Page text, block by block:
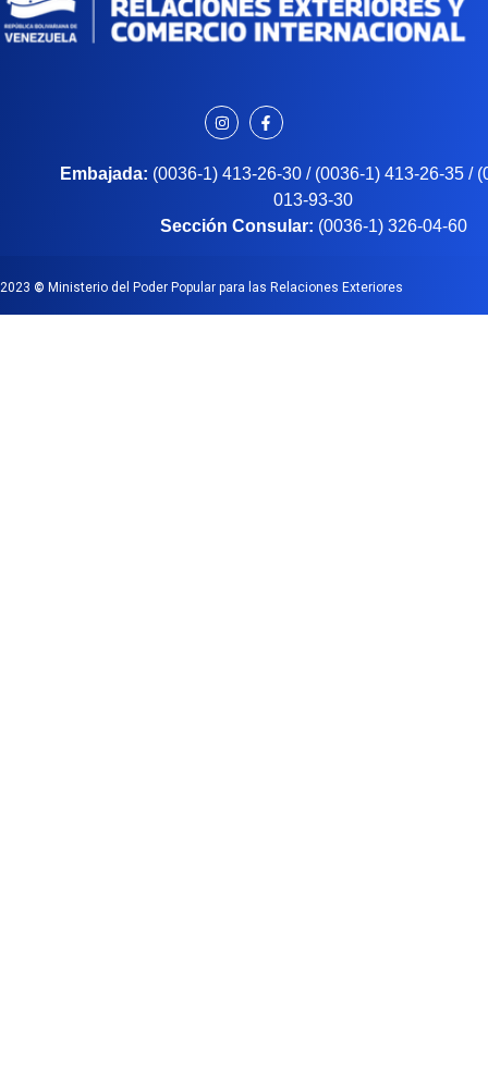
Embajada: (0036-1) 413-26-30 / (0036-1) 413-26-35 /
013-93-30
Sección Consular: (0036-1) 326-04-60
2023 © Ministerio del Poder Popular para las Relaciones Exteriores